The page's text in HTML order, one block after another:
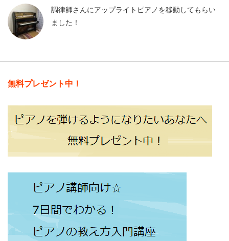
調律師さんにアップライトピアノを移動してもらい
ました！
無料プレゼント中！